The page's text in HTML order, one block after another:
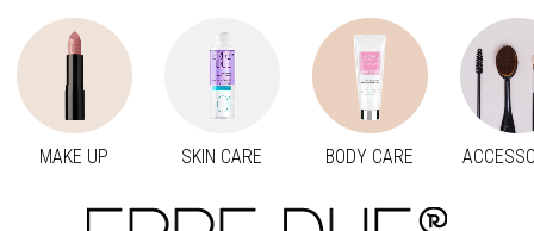
MAKE UP SKIN CARE BODY CARE